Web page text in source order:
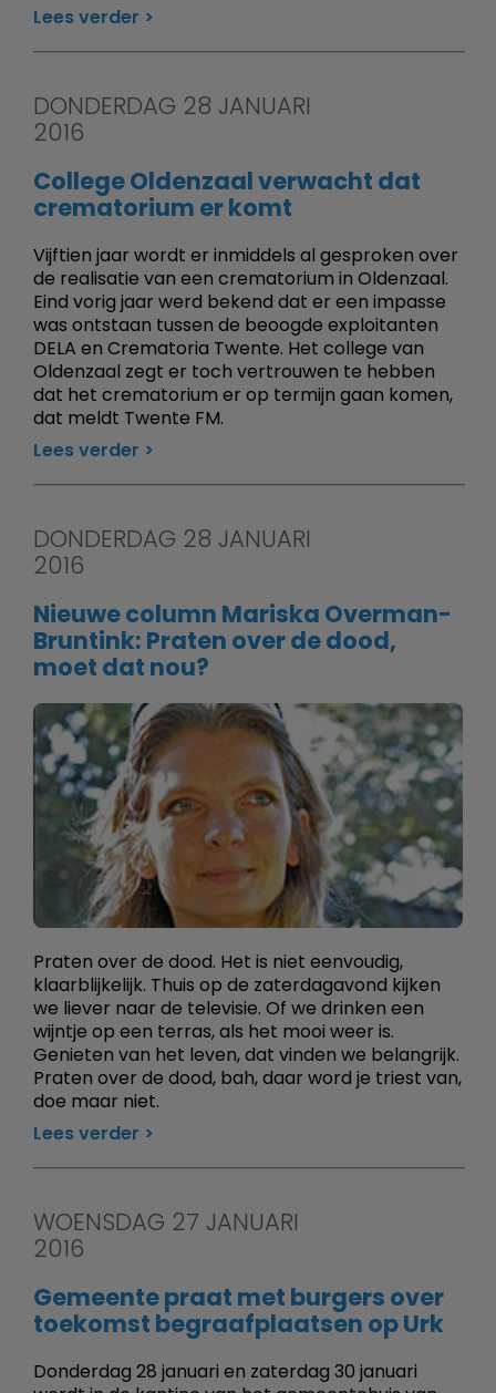
Lees verder
DONDERDAG 28 JANUARI
2016
College Oldenzaal verwacht dat
crematorium er komt
Vijftien jaar wordt er inmiddels al gesproken over
de realisatie van een crematorium in Oldenzaal.
Eind vorig jaar werd bekend dat er een impasse
was ontstaan tussen de beoogde exploitanten
DELA en Crematoria Twente. Het college van
Oldenzaal zegt er toch vertrouwen te hebben
dat het crematorium er op termijn gaan komen,
dat meldt Twente FM.
Lees verder
DONDERDAG 28 JANUARI
2016
Nieuwe column Mariska Overman-
Bruntink: Praten over de dood,
moet dat nou?
Praten over de dood. Het is niet eenvoudig,
klaarblijkelijk. Thuis op de zaterdagavond kijken
we liever naar de televisie. Of we drinken een
wijntje op een terras, als het mooi weer is.
Genieten van het leven, dat vinden we belangrijk.
Praten over de dood, bah, daar word je triest van,
doe maar niet.
Lees verder
WOENSDAG 27 JANUARI
2016
Gemeente praat met burgers over
toekomst begraafplaatsen op Urk
Donderdag 28 januari en zaterdag 30 januari